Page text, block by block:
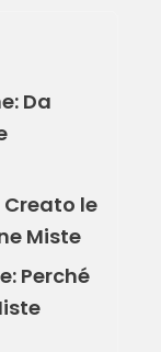
Da
Creato le
Miste
Perché